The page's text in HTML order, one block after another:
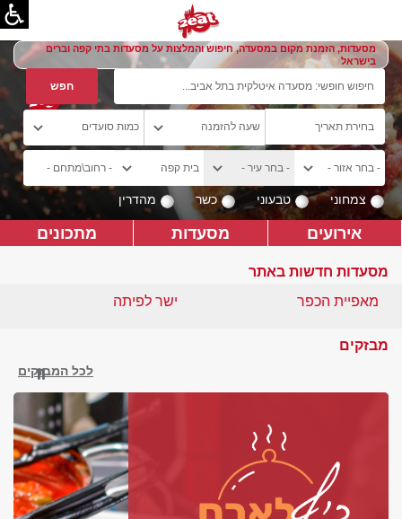
מסעדות, הזמנת מקום במסעדה, חיפוש והמלצות על מסעדות בתי קפה וברים
בישראל
צמחוני טבעוני כשר מהדרין
אירועים מסעדות מתכונים
מסעדות חדשות באתר
ישר לפיתה
מאפיית הכפר
מבזקים
לכל המבזקים